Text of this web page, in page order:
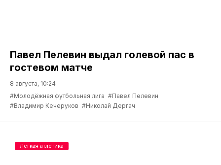
Павел Пелевин выдал голевой пас в
гостевом матче
8 августа, 10:24
#Молодёжная футбольная лига #Павел Пелевин
#Владимир Кечеруков #Николай Дергач
Легкая атлетика